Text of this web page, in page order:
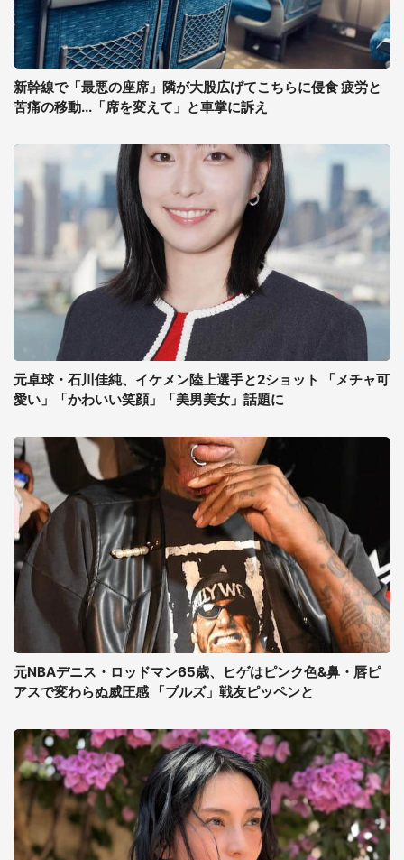
新幹線で「最悪の座席」隣が大股広げてこちらに侵食 疲労と
苦痛の移動...「席を変えて」と車掌に訴え
元卓球・石川佳純、イケメン陸上選手と2ショット 「メチャ可
愛い」「かわいい笑顔」「美男美女」話題に
元NBAデニス・ロッドマン65歳、ヒゲはピンク色&鼻・唇ピ
アスで変わらぬ威圧感 「ブルズ」戦友ピッペンと